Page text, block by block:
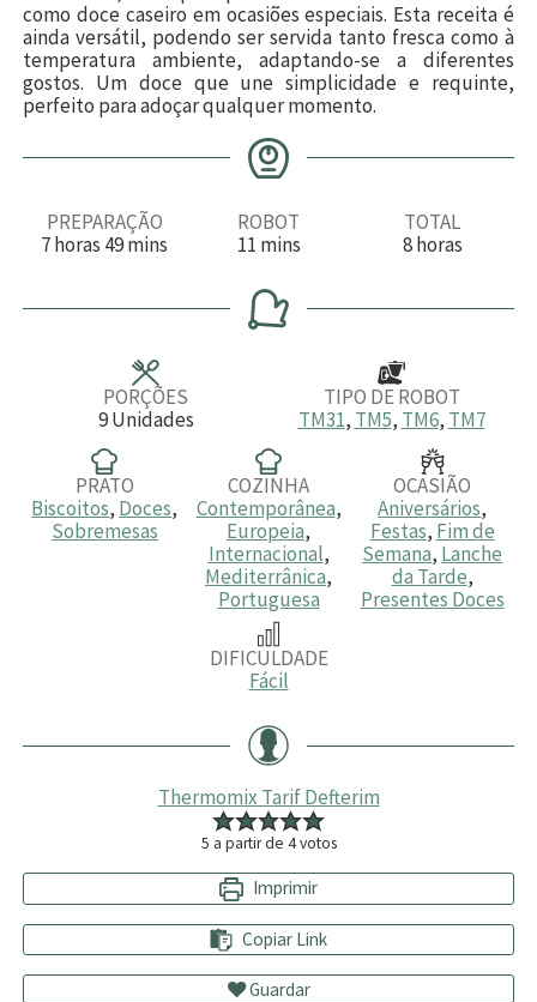
como doce caseiro em ocasiões especiais. Esta receita é
ainda versátil, podendo ser servida tanto fresca como à
temperatura ambiente, adaptando-se a diferentes
gostos. Um doce que une simplicidade e requinte,
perfeito para adoçar qualquer momento.
PREPARAÇÃO
7h
a
horas 49m
u
mins
ROBOT
11m
n
u
t
mins
TOTAL
8h
a
horas
PORÇÕES
9 Unidades
TIPO DE ROBOT
TM31, TM5, TM6, TM7
PRATO
Biscoitos, Doces,
Sobremesas
COZINHA
Contemporânea,
Europeia,
Internacional,
Mediterrânica,
Portuguesa
OCASIÃO
Aniversários,
Festas, Fim de
Semana, Lanche
da Tarde,
Presentes Doces
DIFICULDADE
Fácil
Thermomix Tarif Defterim
5 a partir de 4votos
Imprimir
Copiar Link
Guardar